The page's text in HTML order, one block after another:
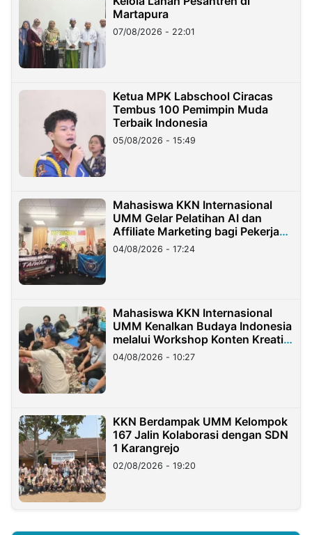
Martapura
07/08/2026 - 22:01
Ketua MPK Labschool Ciracas
Tembus 100 Pemimpin Muda
Terbaik Indonesia
05/08/2026 - 15:49
Mahasiswa KKN Internasional
UMM Gelar Pelatihan AI dan
Affiliate Marketing bagi Pekerja
Migran Indonesia di Taiwan
04/08/2026 - 17:24
Mahasiswa KKN Internasional
UMM Kenalkan Budaya Indonesia
melalui Workshop Konten Kreatif
di Taiwan
04/08/2026 - 10:27
KKN Berdampak UMM Kelompok
167 Jalin Kolaborasi dengan SDN
1 Karangrejo
02/08/2026 - 19:20